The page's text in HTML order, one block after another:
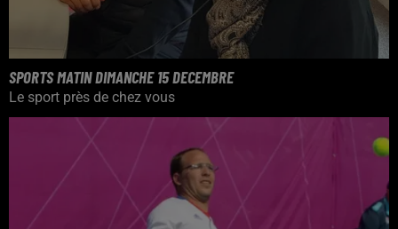
SPORTS MATIN DIMANCHE 15 DECEMBRE
Le sport près de chez vous